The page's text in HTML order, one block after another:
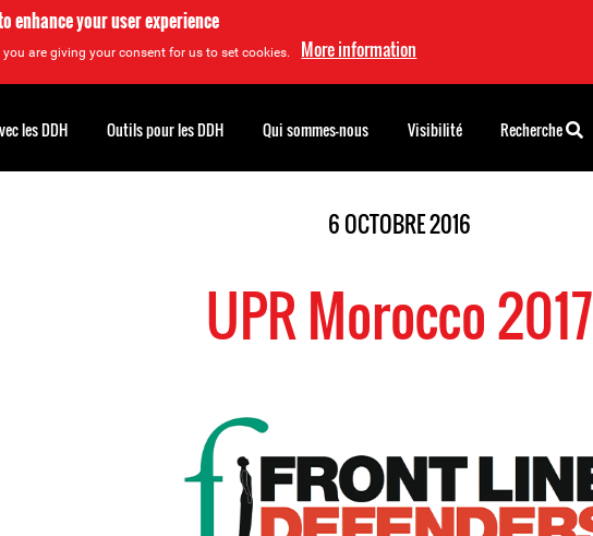
enhance your user experience
are giving your consent for us to set cookies. More information
6 OCTOBRE 2016
UPR Morocco 2017
les DDH Outils pour les DDH Qui sommes-nous Visibilité Recherche